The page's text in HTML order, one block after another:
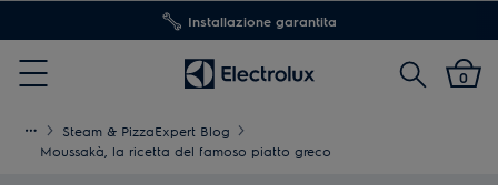
Installazione garantita
Menu
Cerca 0
Steam & PizzaExpert Blog
Moussakà, la ricetta del famoso piatto greco